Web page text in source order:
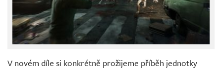
V novém díle si konkrétně prožijeme příběh jednotky